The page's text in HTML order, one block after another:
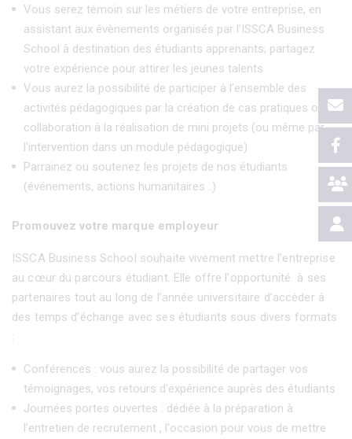
Vous serez témoin sur les métiers de votre entreprise, en
assistant aux évènements organisés par l’ISSCA Business
School à destination des étudiants apprenants; partagez
votre expérience pour attirer les jeunes talents
Vous aurez la possibilité de participer à l’ensemble des
activités pédagogiques par la création de cas pratiques ou la
collaboration à la réalisation de mini projets (ou même par
l'intervention dans un module pédagogique)
Parrainez ou soutenez les projets de nos étudiants
(événements, actions humanitaires…)
Promouvez votre marque employeur
ISSCA Business School souhaite vivement mettre l’entreprise
au cœur du parcours étudiant. Elle offre l'opportunité à ses
partenaires tout au long de l’année universitaire d’accéder à
des temps d’échange avec ses étudiants sous divers formats
:
Conférences : vous aurez la possibilité de partager vos
témoignages, vos retours d'expérience auprès des étudiants
Journées portes ouvertes : dédiée à la préparation à
l’entretien de recrutement , l'occasion pour vous de mettre